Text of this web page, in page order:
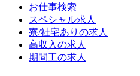
お仕事検索
スペシャル求人
寮/社宅ありの求人
高収入の求人
期間工の求人